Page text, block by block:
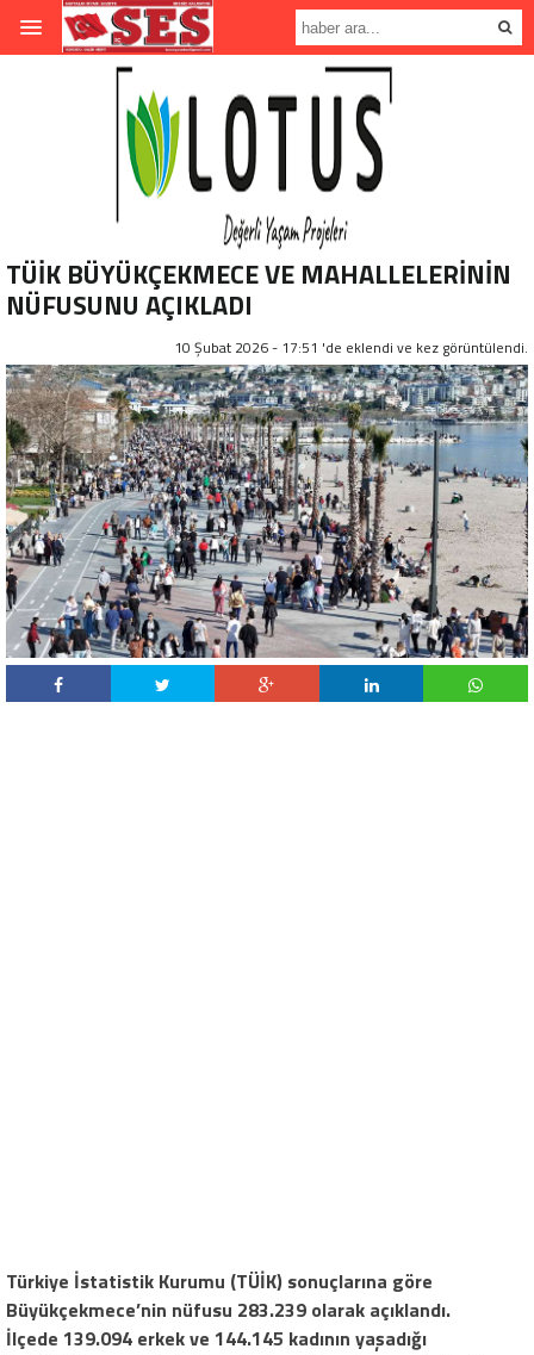
TÜİK BÜYÜKÇEKMECE VE MAHALLELERİNİN
NÜFUSUNU AÇIKLADI
10 Şubat 2026 - 17:51 'de eklendi ve kez görüntülendi.
Türkiye İstatistik Kurumu (TÜİK) sonuçlarına göre
Büyükçekmece’nin nüfusu 283.239 olarak açıklandı.
İlçede 139.094 erkek ve 144.145 kadının yaşadığı